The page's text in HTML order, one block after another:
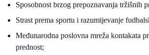
Sposobnost brzog prepoznavanja tržišnih
Strast prema sportu i razumijevanje
Međunarodna poslovna mreža kontakata
prednost;